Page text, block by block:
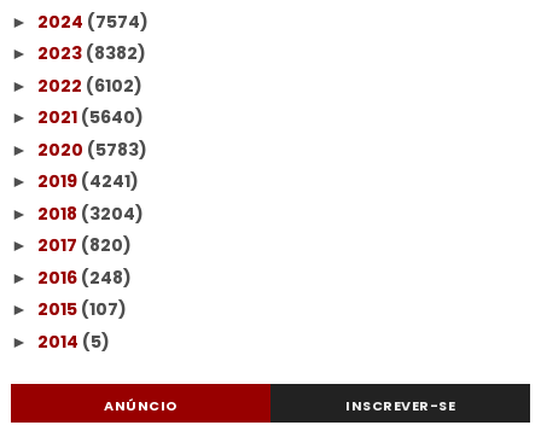
► 2024 (7574)
► 2023 (8382)
► 2022 (6102)
► 2021 (5640)
► 2020 (5783)
► 2019 (4241)
► 2018 (3204)
► 2017 (820)
► 2016 (248)
► 2015 (107)
► 2014 (5)
ANÚNCIO INSCREVER-SE